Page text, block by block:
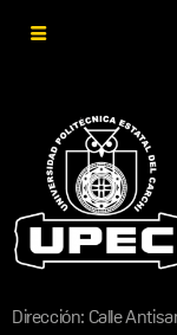
Dirección: Calle